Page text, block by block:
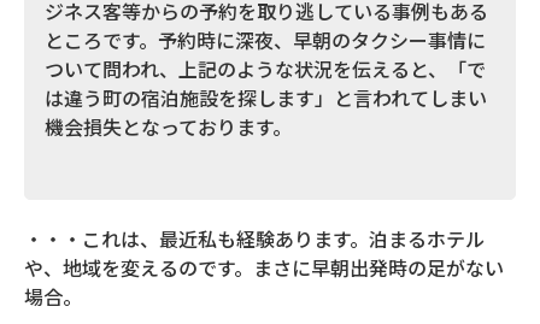
ジネス客等からの予約を取り逃している事例もある
ところです。予約時に深夜、早朝のタクシー事情に
ついて問われ、上記のような状況を伝えると、「で
は違う町の宿泊施設を探します」と言われてしまい
機会損失となっております。
・・・これは、最近私も経験あります。泊まるホテル
や、地域を変えるのです。まさに早朝出発時の足がない
場合。